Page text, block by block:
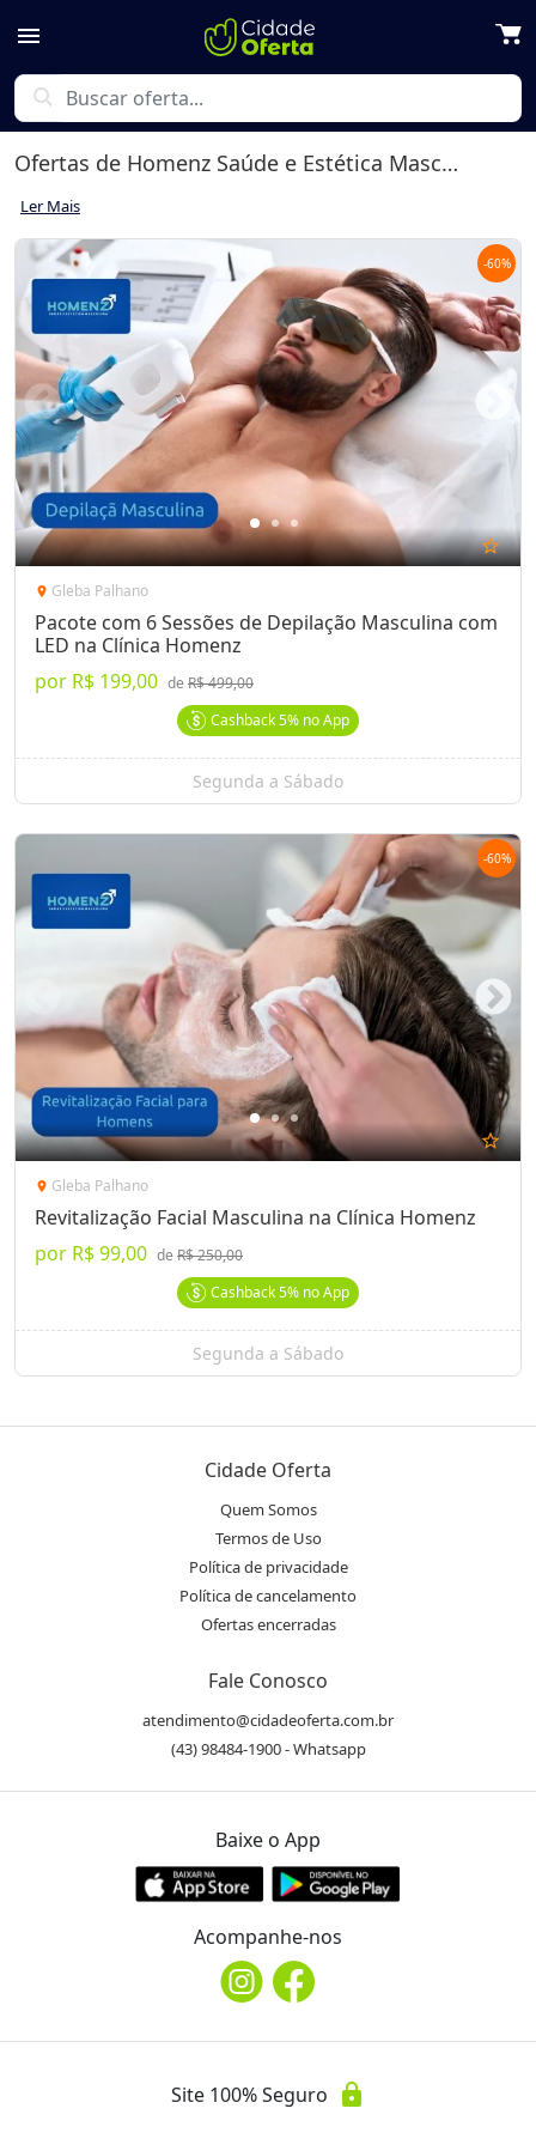
menu
search
Ofertas de Homenz Saúde e Estética Masculina
Ler Mais
-60%
star_outline
location_on Gleba Palhano
Pacote com 6 Sessões de Depilação Masculina com
LED na Clínica Homenz
por R$ 199,00 de R$ 499,00
Cashback5% no App
Segunda a Sábado
-60%
star_outline
location_on Gleba Palhano
Revitalização Facial Masculina na Clínica Homenz
por R$ 99,00 de R$ 250,00
Cashback5% no App
Segunda a Sábado
Cidade Oferta
Quem Somos
Termos de Uso
Política de privacidade
Política de cancelamento
Ofertas encerradas
Fale Conosco
atendimento@cidadeoferta.com.br
(43) 98484-1900 - Whatsapp
Baixe o App
Acompanhe-nos
Site 100% Seguro lock